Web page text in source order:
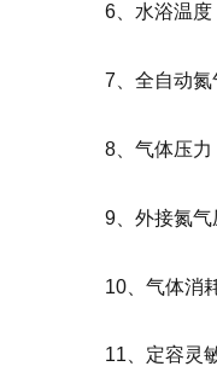
6、水浴温
7、全自动
8、气体压
9、外接氮
10、气体消
11、定容灵